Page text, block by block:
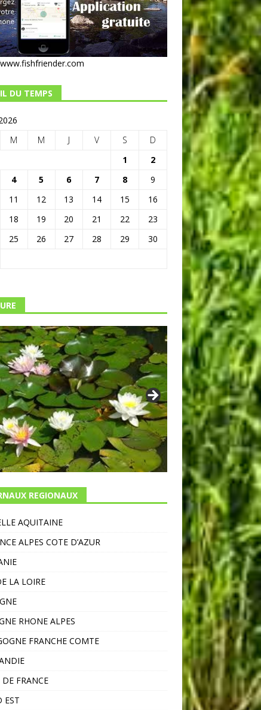
DU TEMPS
M M J V S
D
1
2
4 5 6 7 8
9
11 12 13 14 15
16
18 19 20 21 22
23
25 26 27 28 29
30
REGIONAUX
AQUITAINE
ALPES COTE D’AZUR
LA LOIRE
RHONE ALPES
FRANCHE COMTE
FRANCE
EST